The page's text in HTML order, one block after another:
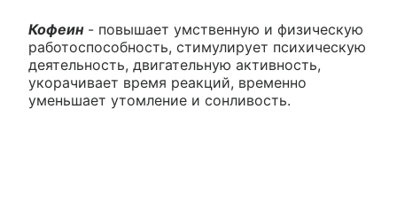
Кофеин- повышает умственную и физическую
работоспособность, стимулирует психическую
деятельность, двигательную активность,
укорачивает время реакций, временно
уменьшает утомление и сонливость.